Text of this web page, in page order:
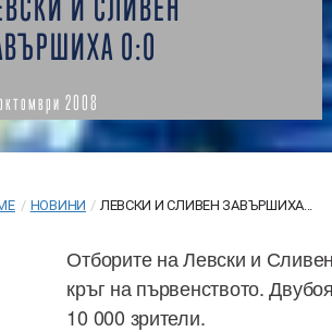
0:0
2008
/ НОВИНИ / ЛЕВСКИ И СЛИВЕН ЗАВЪРШИХА...
Отборите на Левски и
кръг на първенството.
10 000 зрители.